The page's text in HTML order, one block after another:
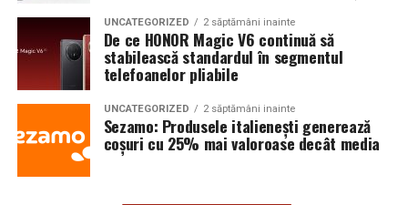
UNCATEGORIZED 2 săptămâni inainte
De ce HONOR Magic V6 continuă să
stabilească standardul în segmentul
telefoanelor pliabile
UNCATEGORIZED 2 săptămâni inainte
Sezamo: Produsele italienești generează
coșuri cu 25% mai valoroase decât media